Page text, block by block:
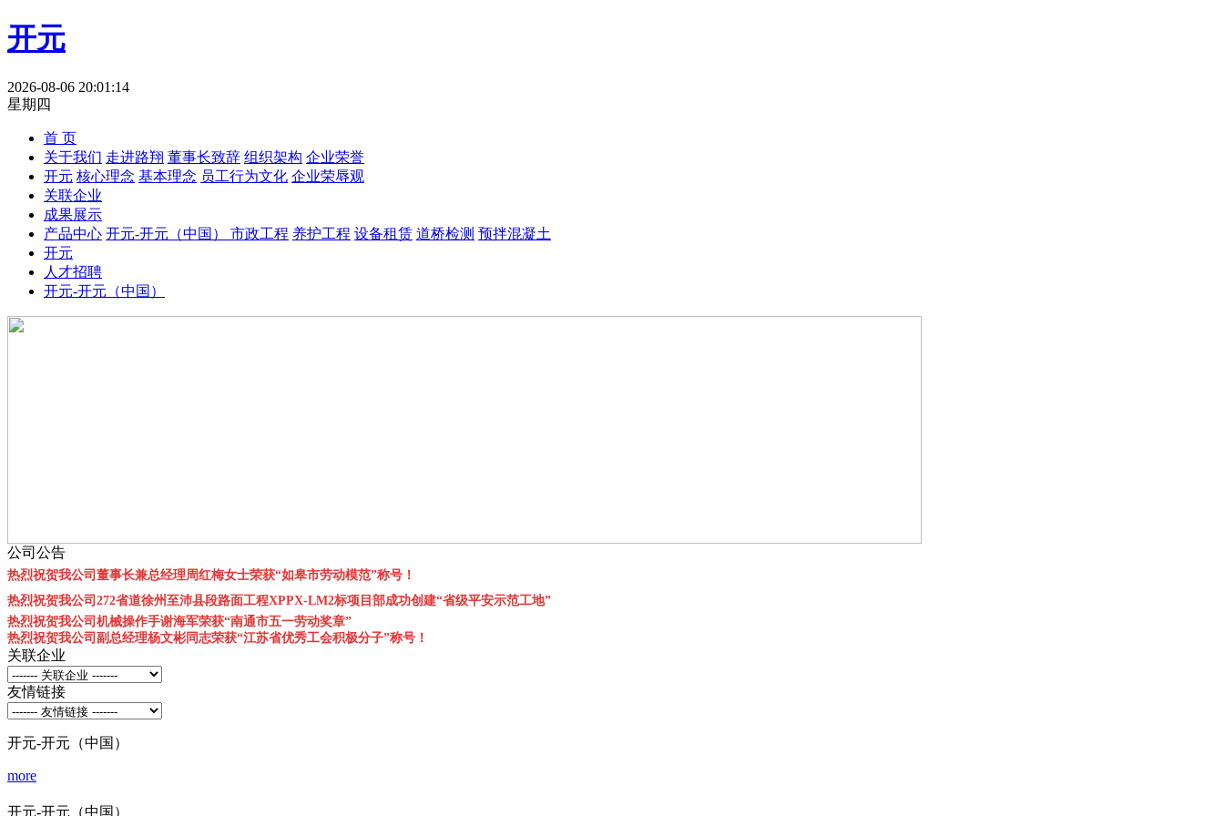
开元
2026-08-06 20:01:14
星期四
首 页
关于我们 走进路翔 董事长致辞 组织架构 企业荣誉
开元 核心理念 基本理念 员工行为文化 企业荣辱观
关联企业
成果展示
产品中心 开元-开元（中国） 市政工程 养护工程 设备租赁 道桥检测 预拌混凝土
开元
人才招聘
开元-开元（中国）
公司公告
热烈祝贺我公司董事长兼总经理周红梅女士荣获“如皋市劳动模范”称号！
热烈祝贺我公司272省道徐州至沛县段路面工程XPPX-LM2标项目部成功创建“省级平安示范工地”
热烈祝贺我公司机械操作手谢海军荣获“南通市五一劳动奖章”
热烈祝贺我公司副总经理杨文彬同志荣获“江苏省优秀工会积极分子”称号！
关联企业
友情链接
开元-开元（中国）
more
开元-开元（中国）